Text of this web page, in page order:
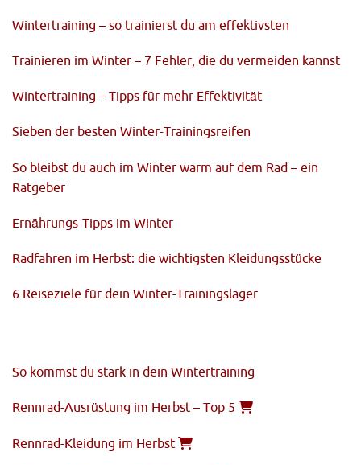
Wintertraining – so trainierst du am effektivsten
Trainieren im Winter – 7 Fehler, die du vermeiden kannst
Wintertraining – Tipps für mehr Effektivität
Sieben der besten Winter-Trainingsreifen
So bleibst du auch im Winter warm auf dem Rad – ein
Ratgeber
Ernährungs-Tipps im Winter
Radfahren im Herbst: die wichtigsten Kleidungsstücke
6 Reiseziele für dein Winter-Trainingslager
So kommst du stark in dein Wintertraining
Rennrad-Ausrüstung im Herbst – Top 5
Rennrad-Kleidung im Herbst